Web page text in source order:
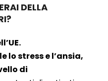
DELLA
lo stress e l’ansia,
di